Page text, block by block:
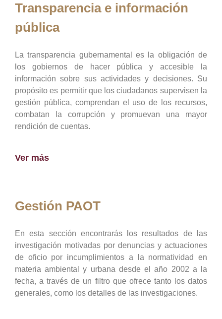
Transparencia e información
pública
La transparencia gubernamental es la obligación de
los gobiernos de hacer pública y accesible la
información sobre sus actividades y decisiones. Su
propósito es permitir que los ciudadanos supervisen la
gestión pública, comprendan el uso de los recursos,
combatan la corrupción y promuevan una mayor
rendición de cuentas.
Ver más
Gestión PAOT
En esta sección encontrarás los resultados de las
investigación motivadas por denuncias y actuaciones
de oficio por incumplimientos a la normatividad en
materia ambiental y urbana desde el año 2002 a la
fecha, a través de un filtro que ofrece tanto los datos
generales, como los detalles de las investigaciones.